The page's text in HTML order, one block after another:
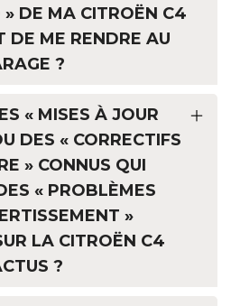
DE MA CITROËN C4
DE ME RENDRE AU
?
« MISES À JOUR
DES « CORRECTIFS
» CONNUS QUI
« PROBLÈMES
»
LA CITROËN C4
?